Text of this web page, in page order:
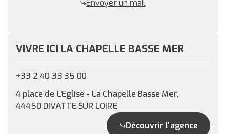
Envoyer un mail
VIVRE ICI LA CHAPELLE BASSE MER
+33 2 40 33 35 00
4 place de L'Eglise - La Chapelle Basse Mer,
44450 DIVATTE SUR LOIRE
Découvrir l'agence